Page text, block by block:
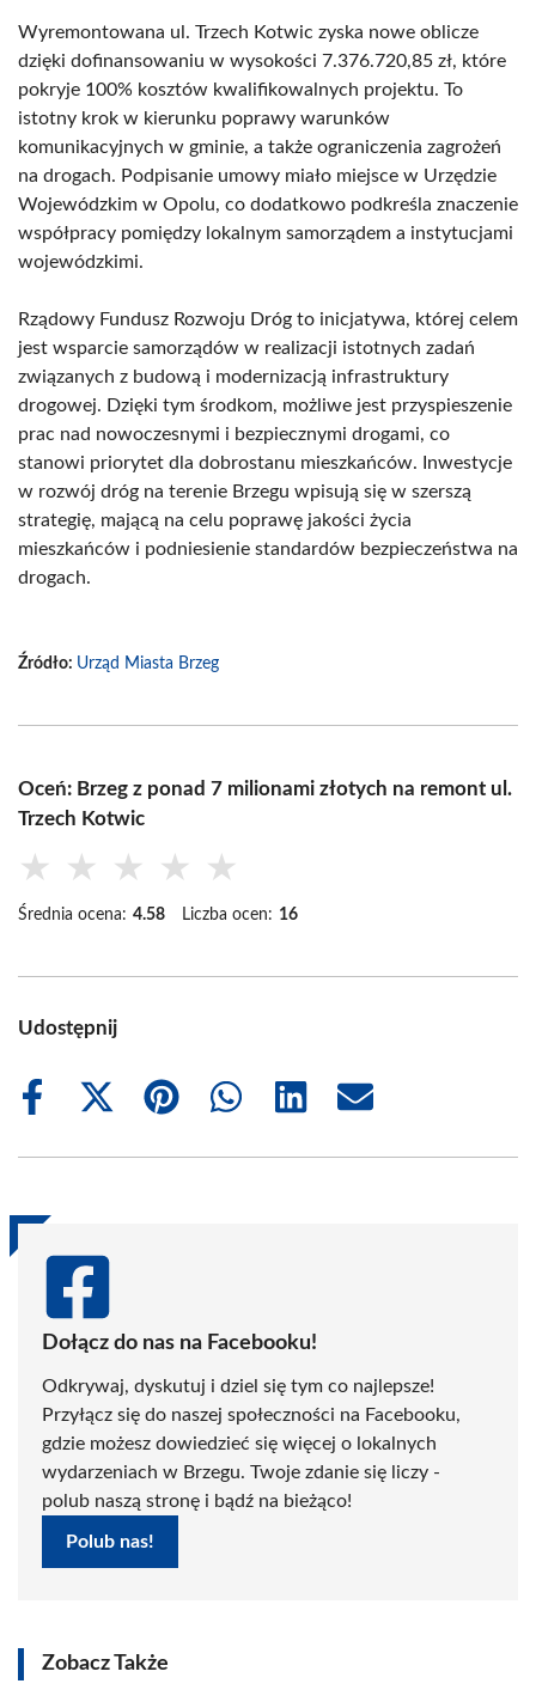
Wyremontowana ul. Trzech Kotwic zyska nowe oblicze
dzięki dofinansowaniu w wysokości 7.376.720,85 zł, które
pokryje 100% kosztów kwalifikowalnych projektu. To
istotny krok w kierunku poprawy warunków
komunikacyjnych w gminie, a także ograniczenia zagrożeń
na drogach. Podpisanie umowy miało miejsce w Urzędzie
Wojewódzkim w Opolu, co dodatkowo podkreśla znaczenie
współpracy pomiędzy lokalnym samorządem a instytucjami
wojewódzkimi.
Rządowy Fundusz Rozwoju Dróg to inicjatywa, której celem
jest wsparcie samorządów w realizacji istotnych zadań
związanych z budową i modernizacją infrastruktury
drogowej. Dzięki tym środkom, możliwe jest przyspieszenie
prac nad nowoczesnymi i bezpiecznymi drogami, co
stanowi priorytet dla dobrostanu mieszkańców. Inwestycje
w rozwój dróg na terenie Brzegu wpisują się w szerszą
strategię, mającą na celu poprawę jakości życia
mieszkańców i podniesienie standardów bezpieczeństwa na
drogach.
Źródło: Urząd Miasta Brzeg
Oceń: Brzeg z ponad 7 milionami złotych na remont ul.
Trzech Kotwic
★ ★ ★ ★ ★
Średnia ocena: 4.58 Liczba ocen: 16
Udostępnij
Share
Share
(Twitter)
Share
Share
Share
Share
Dołącz do nas na Facebooku!
Odkrywaj, dyskutuj i dziel się tym co najlepsze!
Przyłącz się do naszej społeczności na Facebooku,
gdzie możesz dowiedzieć się więcej o lokalnych
wydarzeniach w Brzegu. Twoje zdanie się liczy -
polub naszą stronę i bądź na bieżąco!
Polub nas!
Zobacz Także